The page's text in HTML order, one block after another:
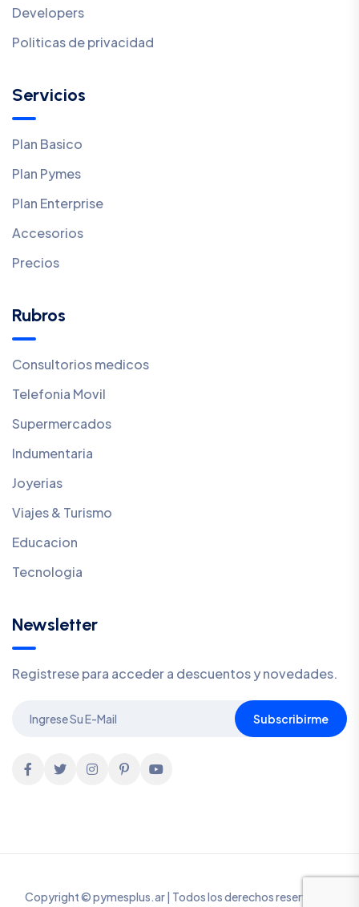
Developers
Politicas de privacidad
Servicios
Plan Basico
Plan Pymes
Plan Enterprise
Accesorios
Precios
Rubros
Consultorios medicos
Telefonia Movil
Supermercados
Indumentaria
Joyerias
Viajes & Turismo
Educacion
Tecnologia
Newsletter
Registrese para acceder a descuentos y novedades.
Subscribirme
Copyright © pymesplus.ar | Todos los derechos reservados